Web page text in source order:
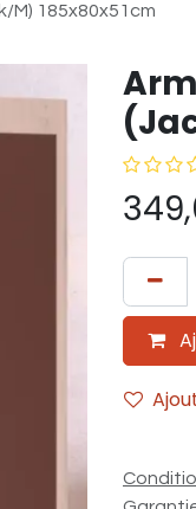
M) 185x80x51cm